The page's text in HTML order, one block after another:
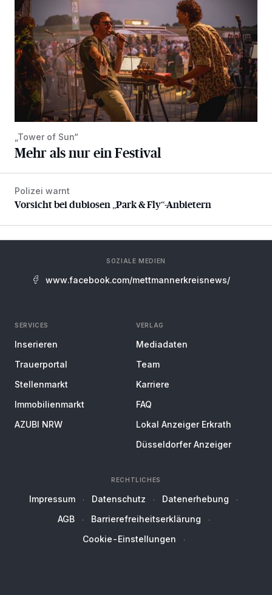
„Tower of Sun“
Mehr als nur ein Festival
Vorsicht bei dubiosen „Park & Fly“-Anbietern
Polizei warnt
Vorsicht bei dubiosen „Park & Fly“-Anbietern
SOZIALE MEDIEN
www.facebook.com/mettmannerkreisnews/
SERVICES
Inserieren
Trauerportal
Stellenmarkt
Immobilienmarkt
AZUBI NRW
VERLAG
Mediadaten
Team
Karriere
FAQ
Lokal Anzeiger Erkrath
Düsseldorfer Anzeiger
RECHTLICHES
Impressum Datenschutz
Datenerhebung
AGB
Barrierefreiheitserklärung
Cookie-Einstellungen